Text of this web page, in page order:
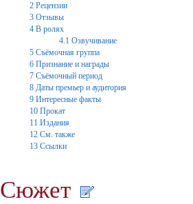
2 Рецензии
3 Отзывы
4 В ролях
4.1 Озвучивание
5 Съёмочная группа
6 Признание и награды
7 Съёмочный период
8 Даты премьер и аудитория
9 Интересные факты
10 Прокат
11 Издания
12 См. также
13 Ссылки
Сюжет